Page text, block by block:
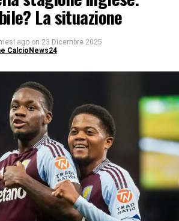
La situazione
ago on 23 Dicembre 2025
CalcioNews24